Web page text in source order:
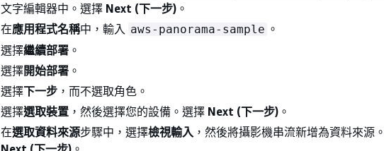
文字編輯器中。選擇 Next (下一步) 。
在應用程式名稱中，輸入 aws-panorama-sample 。
選擇繼續部署 。
選擇開始部署 。
選擇下一步 ，而不選取角色。
選擇選取裝置 ，然後選擇您的設備。選擇 Next (下一步) 。
在選取資料來源步驟中，選擇檢視輸入 ，然後將攝影機串流新增為資料來源